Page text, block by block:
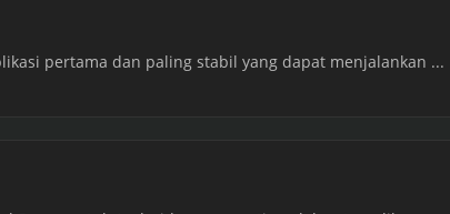
pertama dan paling stabil yang dapat menjalankan ...